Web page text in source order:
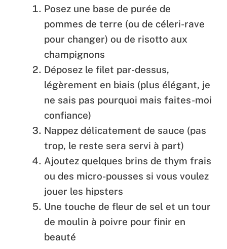
Posez une base de purée de
pommes de terre (ou de céleri-rave
pour changer) ou de risotto aux
champignons
Déposez le filet par-dessus,
légèrement en biais (plus élégant, je
ne sais pas pourquoi mais faites-moi
confiance)
Nappez délicatement de sauce (pas
trop, le reste sera servi à part)
Ajoutez quelques brins de thym frais
ou des micro-pousses si vous voulez
jouer les hipsters
Une touche de fleur de sel et un tour
de moulin à poivre pour finir en
beauté